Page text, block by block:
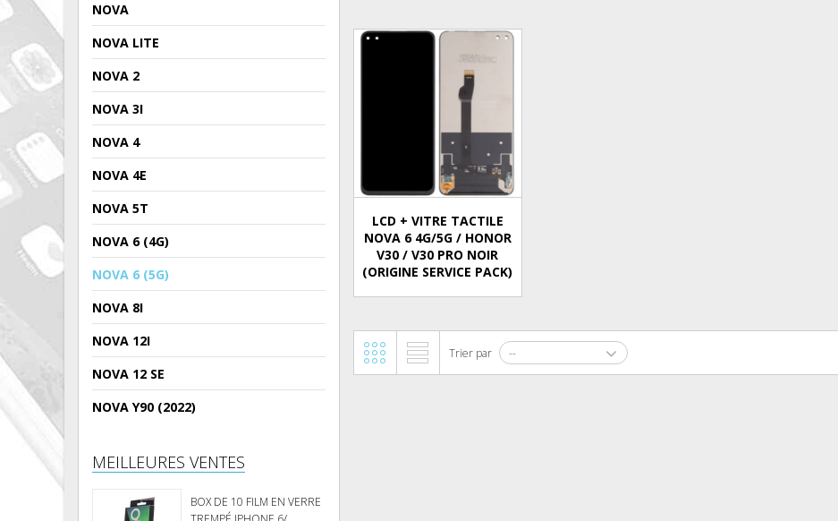
NOVA
NOVA LITE
NOVA 2
NOVA 3I
NOVA 4
NOVA 4E
NOVA 5T
NOVA 6 (4G)
NOVA 6 (5G)
NOVA 8I
NOVA 12I
NOVA 12 SE
NOVA Y90 (2022)
MEILLEURES VENTES
BOX DE 10 FILM EN VERRE
LCD + VITRE TACTILE
NOVA 6 4G/5G / HONOR
V30 / V30 PRO NOIR
(ORIGINE SERVICE PACK)
Trier par --